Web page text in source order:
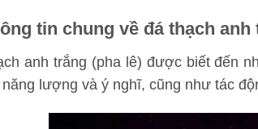
tin chung về đá thạch anh
anh trắng (pha lê) được biết đến
lượng và ý nghĩ, cũng như tác